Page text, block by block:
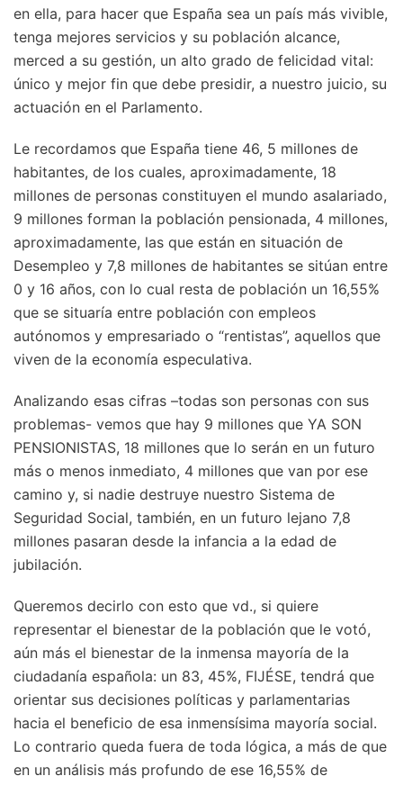
en ella, para hacer que España sea un país más vivible,
tenga mejores servicios y su población alcance,
merced a su gestión, un alto grado de felicidad vital:
único y mejor fin que debe presidir, a nuestro juicio, su
actuación en el Parlamento.
Le recordamos que España tiene 46, 5 millones de
habitantes, de los cuales, aproximadamente, 18
millones de personas constituyen el mundo asalariado,
9 millones forman la población pensionada, 4 millones,
aproximadamente, las que están en situación de
Desempleo y 7,8 millones de habitantes se sitúan entre
0 y 16 años, con lo cual resta de población un 16,55%
que se situaría entre población con empleos
autónomos y empresariado o “rentistas”, aquellos que
viven de la economía especulativa.
Analizando esas cifras –todas son personas con sus
problemas- vemos que hay 9 millones que YA SON
PENSIONISTAS, 18 millones que lo serán en un futuro
más o menos inmediato, 4 millones que van por ese
camino y, si nadie destruye nuestro Sistema de
Seguridad Social, también, en un futuro lejano 7,8
millones pasaran desde la infancia a la edad de
jubilación.
Queremos decirlo con esto que vd., si quiere
representar el bienestar de la población que le votó,
aún más el bienestar de la inmensa mayoría de la
ciudadanía española: un 83, 45%, FIJÉSE, tendrá que
orientar sus decisiones políticas y parlamentarias
hacia el beneficio de esa inmensísima mayoría social.
Lo contrario queda fuera de toda lógica, a más de que
en un análisis más profundo de ese 16,55% de